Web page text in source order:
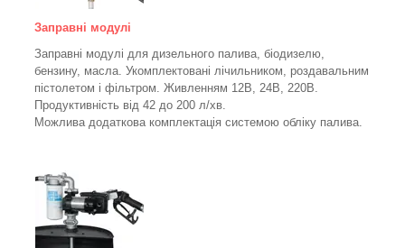
Заправні модулі
Заправні модулі для дизельного палива, біодизелю,
бензину, масла. Укомплектовані лічильником, роздавальним
пістолетом і фільтром. Живленням 12В, 24В, 220В.
Продуктивність від 42 до 200 л/хв.
Можлива додаткова комплектація системою обліку палива.